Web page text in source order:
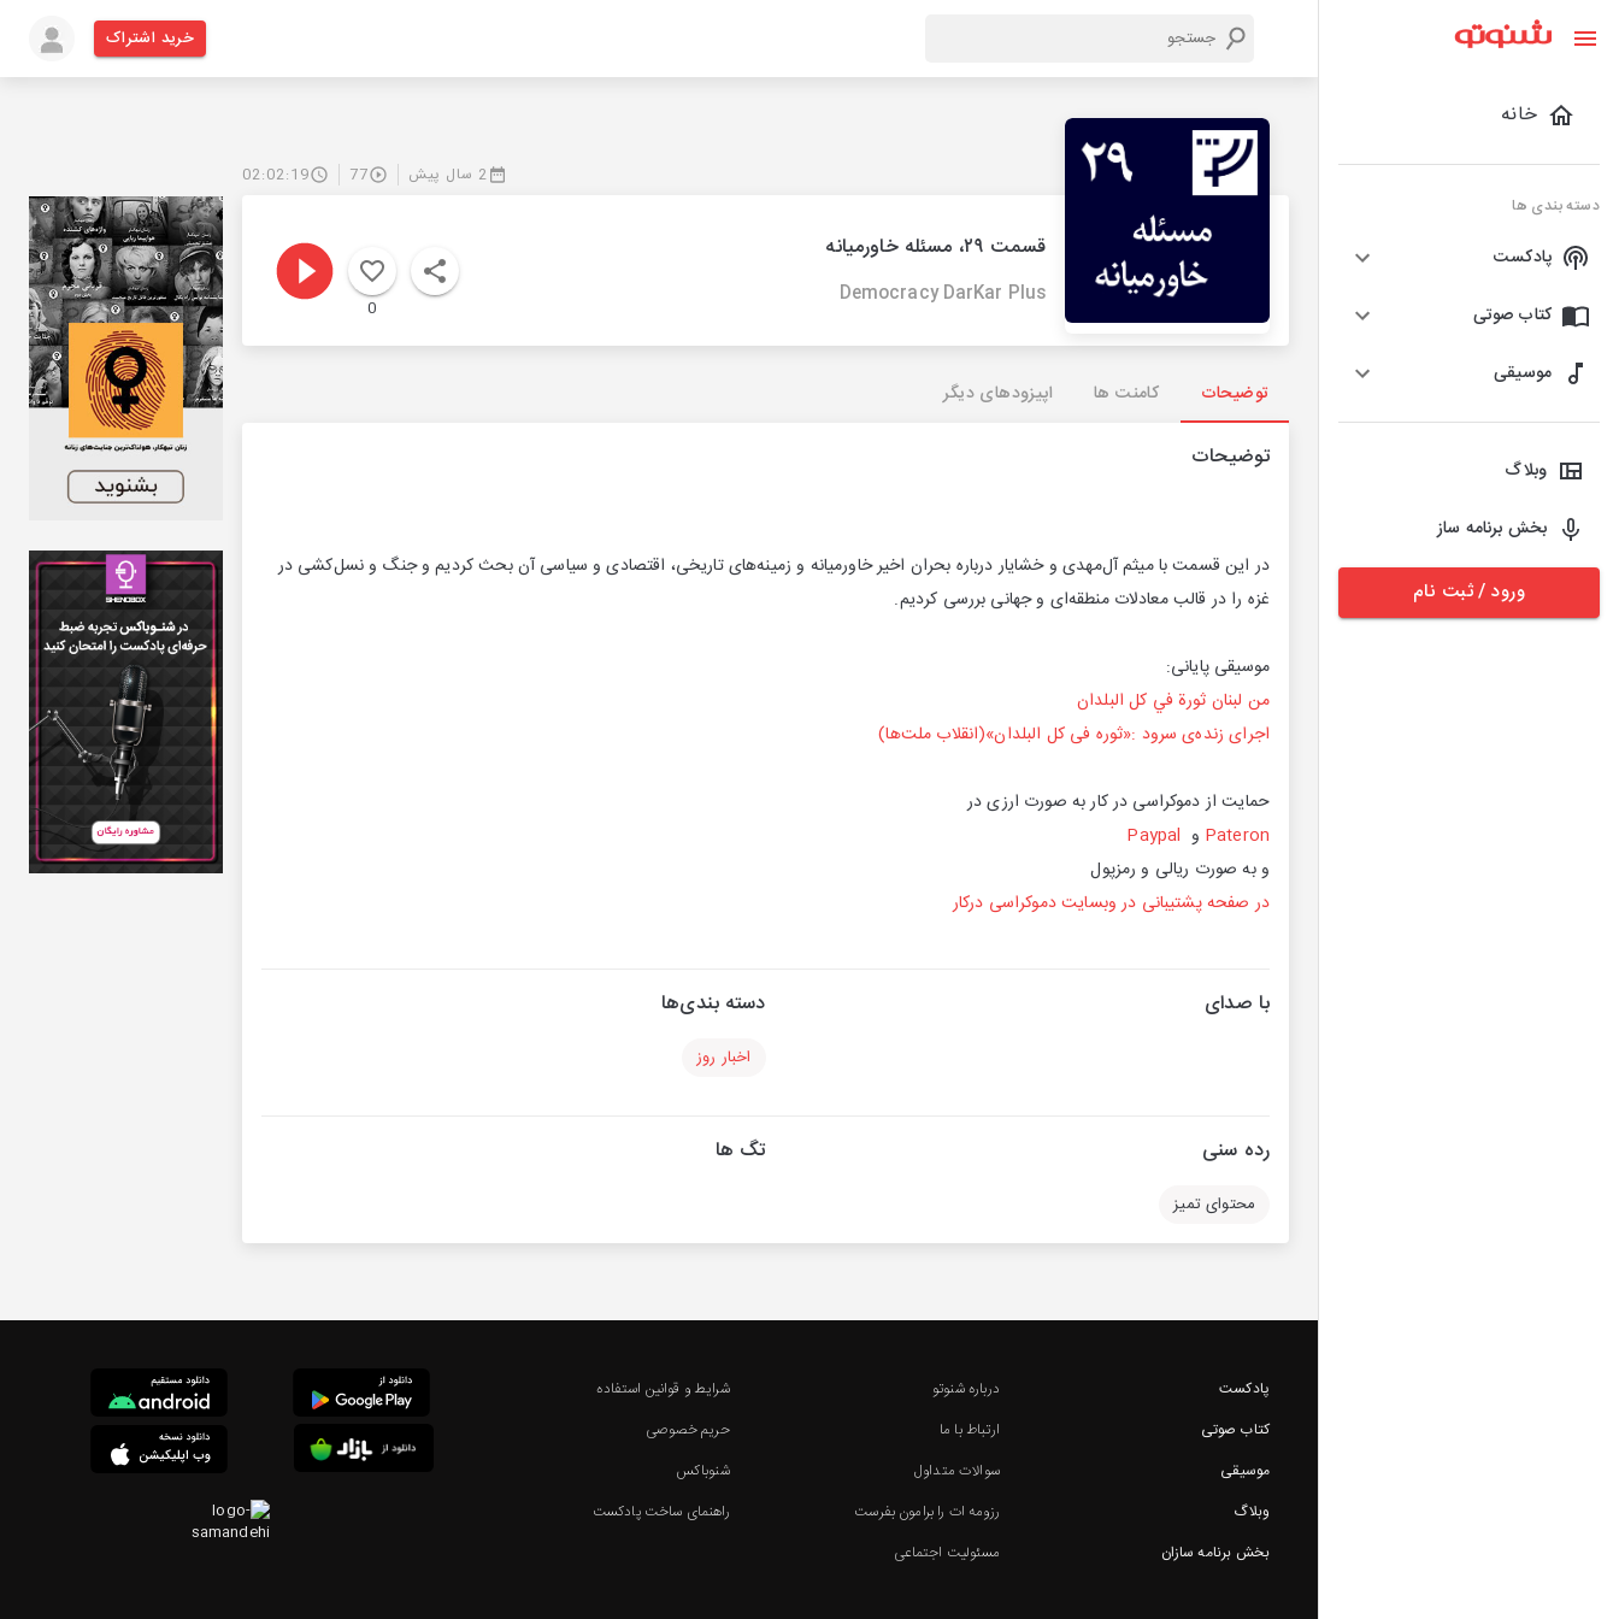
خانه
دسته بندی ها
پادکست
کتاب صوتی
موسیقی
وبلاگ
بخش برنامه ساز
ورود / ثبت نام
خرید اشتراک
2 سال پیش 77
02:02:19
قسمت ۲۹،‌ مسئله خاورمیانه
Democracy DarKar Plus
0
توضیحات کامنت ها اپیزودهای دیگر
توضیحات
در این قسمت با میثم آل‌مهدی و خشایار درباره بحران اخیر خاورمیانه و زمینه‌های تاریخی، اقتصادی و سیاسی آن بحث کردیم و جنگ و نسل‌کشی در
غزه را در قالب معادلات منطقه‌ای و جهانی بررسی کردیم.
موسیقی پایانی:‌
من لبنان ثورة في كل البلدان
اجرای زنده‌ی سرود :«ثوره فی کل البلدان»(انقلاب ملت‌ها)
حمایت از دموکراسی در کار به صورت ارزی در
Pateron و Paypal
و به صورت ریالی و رمزپول
در صفحه پشتیبانی در وبسایت دموکراسی درکار
با صدای دسته بندی‌ها
اخبار روز
رده سنی
محتوای تمیز
تگ ها
پادکست
کتاب صوتی
موسیقی
وبلاگ
بخش برنامه سازان
درباره شنوتو
ارتباط با ما
سوالات متداول
رزومه ات را برامون بفرست
مسئولیت اجتماعی
شرایط و قوانین استفاده
حریم خصوصی
شنوباکس
راهنمای ساخت پادکست